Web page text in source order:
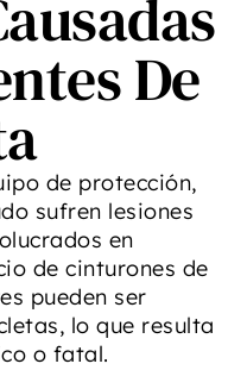
De
de protección,
sufren lesiones
en
de cinturones de
pueden ser
lo que resulta
o fatal.